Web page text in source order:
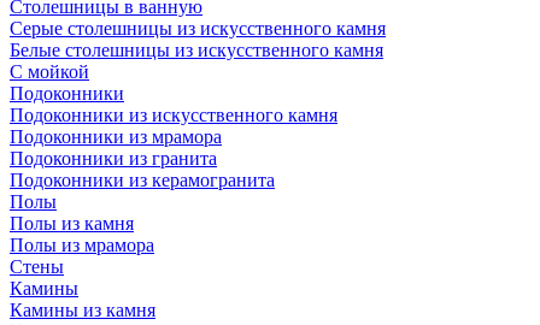
Столешницы в ванную
Серые столешницы из искусственного камня
Белые столешницы из искусственного камня
С мойкой
Подоконники
Подоконники из искусственного камня
Подоконники из мрамора
Подоконники из гранита
Подоконники из керамогранита
Полы
Полы из камня
Полы из мрамора
Стены
Камины
Камины из камня